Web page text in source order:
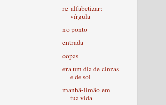
re-alfabetizar:
vírgula
no ponto
entrada
copas
era um dia de cinzas
e de sol
manhã-limão em
tua vida